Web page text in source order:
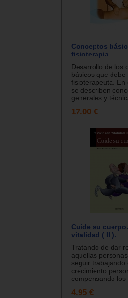
Conceptos
fisioterapia.
Desarrollo de los
básicos que debe
fisioterapeuta. En
se describen
generales y
17.00 €
Cuide su
vitalidad ( II ).
Tratando de dar
aquellas
seguir trabajando
crecimiento
compensando los
4.95 €